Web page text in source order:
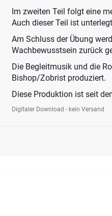
Im zweiten Teil folgt eine
Auch dieser Teil ist
Am Schluss der Übung
Wachbewusstsein zurück
Die Begleitmusik und die
Bishop/Zobrist produziert.
Diese Produktion ist seit
Digitaler Download - kein Versand